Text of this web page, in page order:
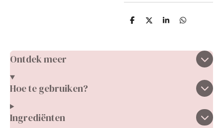
D
n
D
S
e
D
n
Ontdek meer
Hoe te gebruiken?
Ingrediënten